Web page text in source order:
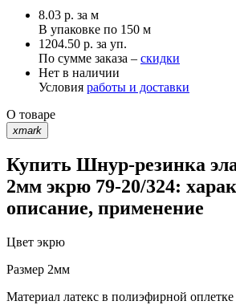
8.03 р. за м
В упаковке по 150 м
1204.50 р. за уп.
По сумме заказа – скидки
Нет в наличии
Условия работы и доставки
О товаре
xmark
Купить Шнур-резинка
2мм экрю 79-20/324:
описание, применение
Цвет экрю
Размер 2мм
Материал латекс в полиэфирной оплетке